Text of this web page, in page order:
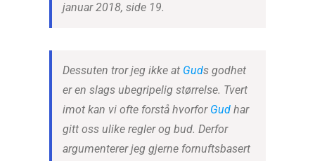
januar 2018, side 19.
Dessuten tror jeg ikke at Guds godhet
er en slags ubegripelig størrelse. Tvert
imot kan vi ofte forstå hvorfor Gud har
gitt oss ulike regler og bud. Derfor
argumenterer jeg gjerne fornuftsbasert